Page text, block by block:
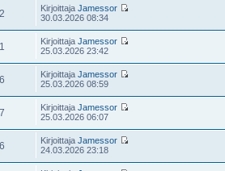
KirjoittajaJamessor
30.03.2026 08:34
KirjoittajaJamessor
25.03.2026 23:42
KirjoittajaJamessor
25.03.2026 08:59
KirjoittajaJamessor
25.03.2026 06:07
KirjoittajaJamessor
24.03.2026 23:18